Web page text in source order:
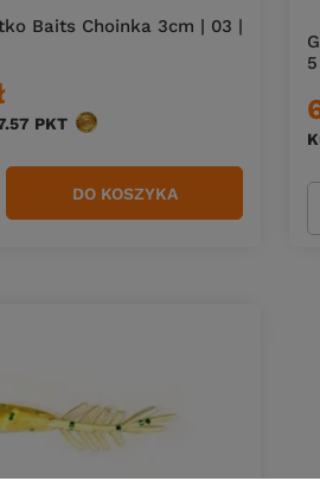
Baits Choinka 3cm | 03 |
PKT punktów
DO KOSZYKA